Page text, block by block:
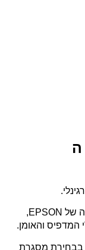
ה
ההדפס הוא ברמה מוזיאלית ומגיע עם תעודה של EPSON,
המדפיס והאומן.
בבחירת מסגרת